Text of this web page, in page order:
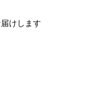
けします